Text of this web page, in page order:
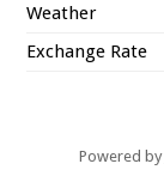
Weather
Exchange Rate
Powered by